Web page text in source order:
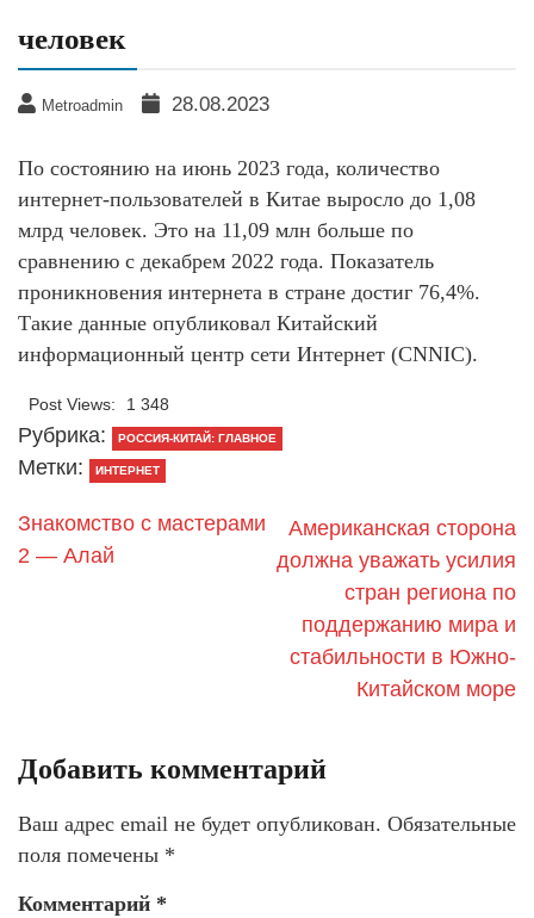
человек
Metroadmin 28.08.2023
По состоянию на июнь 2023 года, количество
интернет-пользователей в Китае выросло до 1,08
млрд человек. Это на 11,09 млн больше по
сравнению с декабрем 2022 года. Показатель
проникновения интернета в стране достиг 76,4%.
Такие данные опубликовал Китайский
информационный центр сети Интернет (CNNIC).
Post Views: 1 348
Рубрика: РОССИЯ-КИТАЙ: ГЛАВНОЕ
Метки: ИНТЕРНЕТ
Знакомство с мастерами
2 — Алай
Американская сторона
должна уважать усилия
стран региона по
поддержанию мира и
стабильности в Южно-
Китайском море
Добавить комментарий
Ваш адрес email не будет опубликован. Обязательные
поля помечены *
Комментарий *